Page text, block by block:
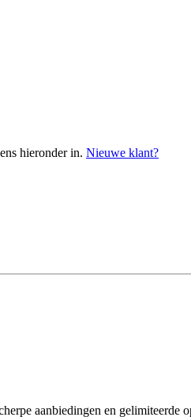
hieronder in. Nieuwe klant?
aanbiedingen en gelimiteerde